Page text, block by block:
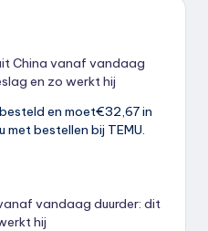
China vanaf vandaag
en zo werkt hij
en moet€32,67 in
bestellen bij TEMU.
vandaag duurder: dit
hij